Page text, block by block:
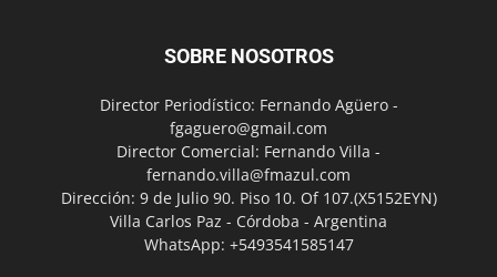
SOBRE NOSOTROS
Director Periodístico: Fernando Agüero -
fgaguero@gmail.com
Director Comercial: Fernando Villa -
fernando.villa@fmazul.com
Dirección: 9 de Julio 90. Piso 10. Of 107.(X5152EYN)
Villa Carlos Paz - Córdoba - Argentina
WhatsApp: +5493541585147